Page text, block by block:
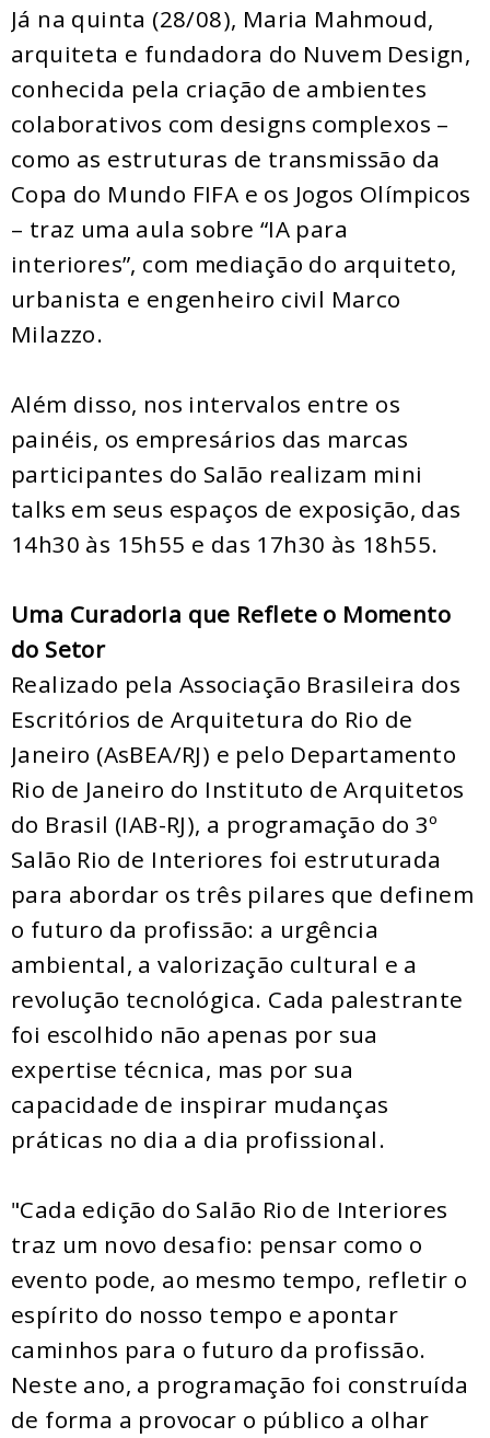
Já na quinta (28/08), Maria Mahmoud,
arquiteta e fundadora do Nuvem Design,
conhecida pela criação de ambientes
colaborativos com designs complexos –
como as estruturas de transmissão da
Copa do Mundo FIFA e os Jogos Olímpicos
– traz uma aula sobre “IA para
interiores”, com mediação do arquiteto,
urbanista e engenheiro civil Marco
Milazzo.
Além disso, nos intervalos entre os
painéis, os empresários das marcas
participantes do Salão realizam mini
talks em seus espaços de exposição, das
14h30 às 15h55 e das 17h30 às 18h55.
Uma Curadoria que Reflete o Momento
do Setor
Realizado pela Associação Brasileira dos
Escritórios de Arquitetura do Rio de
Janeiro (AsBEA/RJ) e pelo Departamento
Rio de Janeiro do Instituto de Arquitetos
do Brasil (IAB-RJ), a programação do 3º
Salão Rio de Interiores foi estruturada
para abordar os três pilares que definem
o futuro da profissão: a urgência
ambiental, a valorização cultural e a
revolução tecnológica. Cada palestrante
foi escolhido não apenas por sua
expertise técnica, mas por sua
capacidade de inspirar mudanças
práticas no dia a dia profissional.
"Cada edição do Salão Rio de Interiores
traz um novo desafio: pensar como o
evento pode, ao mesmo tempo, refletir o
espírito do nosso tempo e apontar
caminhos para o futuro da profissão.
Neste ano, a programação foi construída
de forma a provocar o público a olhar